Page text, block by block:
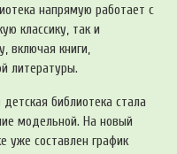
напрямую работает с
классику, так и
включая книги,
литературы.
библиотека стала
модельной. На новый
уже составлен график